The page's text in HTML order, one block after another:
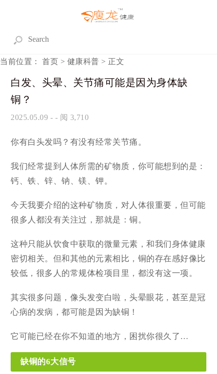
当前位置： 首页 > 健康科普 > 正文
白发、头晕、关节痛可能是因为身体缺
铜？
2025.05.09 - - 阅 3,710
你有白头发吗？有没有经常关节痛。
我们经常提到人体所需的矿物质，你可能想到的是：
钙、铁、锌、钠、镁、钾。
今天我要介绍的这种矿物质，对人体很重要，但可能
很多人都没有关注过，那就是：铜。
这种只能从饮食中获取的微量元素，和我们身体健康
密切相关。但和其他的元素相比，铜的存在感好像比
较低，很多人的常规体检项目里，都没有这一项。
其实很多问题，像头发变白啦，头晕眼花，甚至是冠
心病的发病，都可能是因为缺铜！
它可能已经在你不知道的地方，困扰你很久了…
缺铜的6大信号